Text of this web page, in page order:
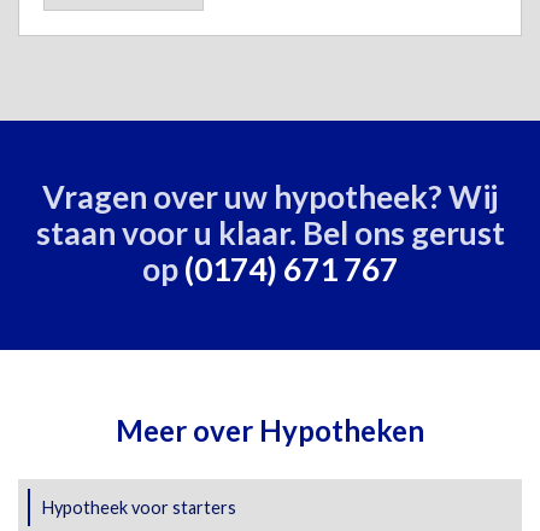
Vragen over uw hypotheek? Wij
staan voor u klaar. Bel ons gerust
op(0174) 671 767
Meer over Hypotheken
Hypotheek voor starters